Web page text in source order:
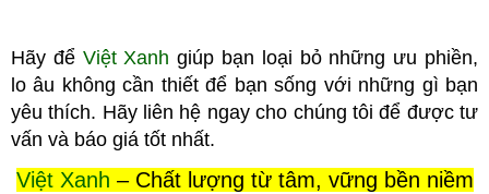
Hãy để Việt Xanh giúp bạn loại bỏ những ưu phiền,
lo âu không cần thiết để bạn sống với những gì bạn
yêu thích. Hãy liên hệ ngay cho chúng tôi để được tư
vấn và báo giá tốt nhất.
Việt Xanh – Chất lượng từ tâm, vững bền niềm